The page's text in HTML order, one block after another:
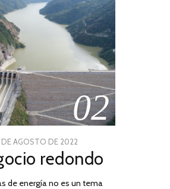
02
DE AGOSTO DE 202230
DE
DE
redondo
de energía no es un tema